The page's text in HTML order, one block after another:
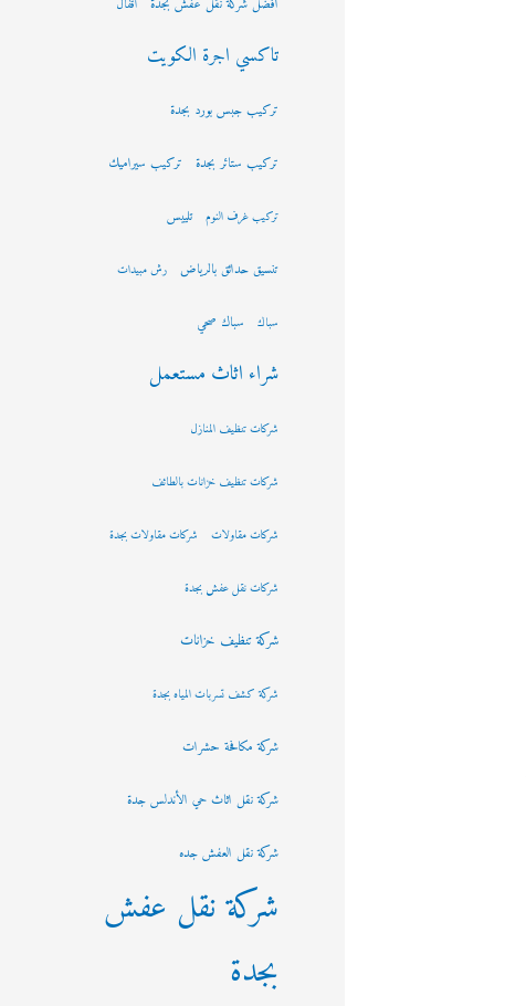
اقفال
تاكسي اجرة الكويت
تركيب جبس بورد بجدة
تركيب ستائر بجدة تركيب سيراميك
تركيب غرف النوم تلييس
تنسيق حدائق بالرياض رش مبيدات
سباك سباك صحي
شراء اثاث مستعمل
شركات تنظيف المنازل
شركات تنظيف خزانات بالطائف
شركات مقاولات شركات مقاولات بجدة
شركات نقل عفش بجدة
شركة تنظيف خزانات
شركة كشف تسربات المياه بجدة
شركة مكافحة حشرات
شركة نقل اثاث حي الأندلس جدة
شركة نقل العفش جده
شركة نقل عفش
بجدة